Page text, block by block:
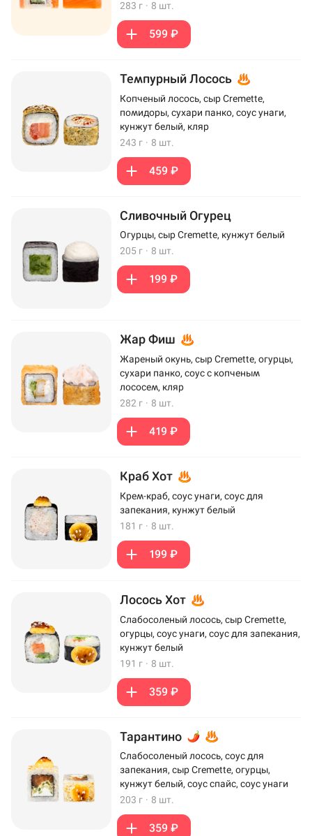
283 г · 8 шт.
599 ₽
Темпурный Лосось
Копченый лосось, сыр Cremette,
помидоры, сухари панко, соус унаги,
кунжут белый, кляр
243 г · 8 шт.
459 ₽
Сливочный Огурец
Огурцы, сыр Cremette, кунжут белый
205 г · 8 шт.
199 ₽
Жар Фиш
Жареный окунь, сыр Cremette, огурцы,
сухари панко, соус с копченым
лососем, кляр
282 г · 8 шт.
419 ₽
Краб Хот
Крем-краб, соус унаги, соус для
запекания, кунжут белый
181 г · 8 шт.
199 ₽
Лосось Хот
Слабосоленый лосось, сыр Cremette,
огурцы, соус унаги, соус для запекания,
кунжут белый
191 г · 8 шт.
359 ₽
Тарантино
Слабосоленый лосось, соус для
запекания, сыр Cremette, огурцы,
кунжут белый, соус спайс, соус унаги
203 г · 8 шт.
359 ₽